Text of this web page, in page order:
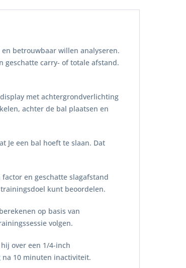
betrouwbaar willen analyseren.
geschatte carry- of totale afstand.
met achtergrondverlichting
achter de bal plaatsen en
Je een bal hoeft te slaan. Dat
en geschatte slagafstand
trainingsdoel kunt beoordelen.
op basis van
volgen.
over een 1/4-inch
na 10 minuten inactiviteit.